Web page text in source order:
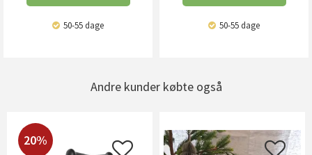
50-55 dage 50-55 dage
Andre kunder købte også
20%